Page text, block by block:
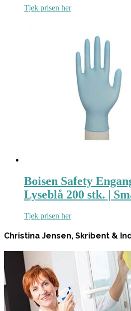
Tjek prisen her
Boisen Safety
Lyseblå 200 stk. |
Tjek prisen her
Christina Jensen, Skribent &